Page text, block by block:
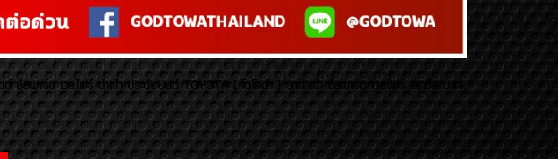
ลพาร์ด เวลไฟร์ นำเข้า ประดับยนต์ TOYOTA ( โตโยต้า ) รถนำเข้า อัลพาร์ด เวลไฟร์ เลกซัส มาเจ